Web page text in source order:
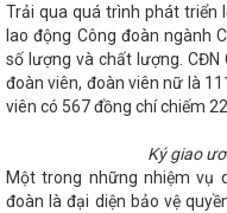
Phiên họp thường kỳ UBND
Tĩnh công suất 100 triệu lít/
phẩm tại Hội chợ quốc tế
- Đà Nẵng 2024
Hội
Bí thư Khu ủy Khu tự trị dân
Vương Đình Huệ kiểm tra
KỸ THUẬT AN TOÀN
chỉnh thời gian đại hội
giấy tờ đã được ban hành
Trải qua quá trình phát triển
lao động Công đoàn ngành
số lượng và chất lượng. CĐN
đoàn viên, đoàn viên nữ là
viên có 567 đồng chí chiếm
Ký giao
Một trong những nhiệm vụ
đoàn là đại diện bảo vệ